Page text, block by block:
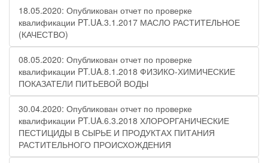
18.05.2020: Опубликован отчет по проверке
квалификации PT.UA.3.1.2017 МАСЛО РАСТИТЕЛЬНОЕ
(КАЧЕСТВО)
08.05.2020: Опубликован отчет по проверке
квалификации PT.UA.8.1.2018 ФИЗИКО-ХИМИЧЕСКИЕ
ПОКАЗАТЕЛИ ПИТЬЕВОЙ ВОДЫ
30.04.2020: Опубликован отчет по проверке
квалификации PT.UA.6.3.2018 ХЛОРОРГАНИЧЕСКИЕ
ПЕСТИЦИДЫ В СЫРЬЕ И ПРОДУКТАХ ПИТАНИЯ
РАСТИТЕЛЬНОГО ПРОИСХОЖДЕНИЯ